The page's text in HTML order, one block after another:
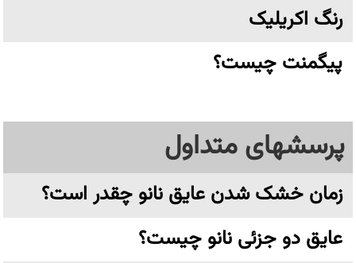
رنگ اکریلیک
پیگمنت چیست؟
پرسشهای متداول
زمان خشک شدن عایق نانو چقدر است؟
عایق دو جزئی نانو چیست؟